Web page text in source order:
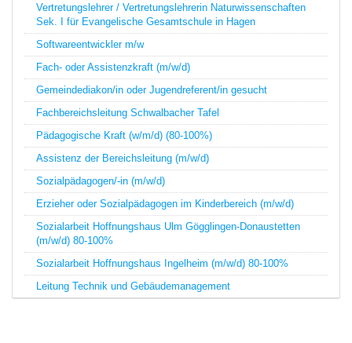
Vertretungslehrer / Vertretungslehrerin Naturwissenschaften
Sek. I für Evangelische Gesamtschule in Hagen
Softwareentwickler m/w
Fach- oder Assistenzkraft (m/w/d)
Gemeindediakon/in oder Jugendreferent/in gesucht
Fachbereichsleitung Schwalbacher Tafel
Pädagogische Kraft (w/m/d) (80-100%)
Assistenz der Bereichsleitung (m/w/d)
Sozialpädagogen/-in (m/w/d)
Erzieher oder Sozialpädagogen im Kinderbereich (m/w/d)
Sozialarbeit Hoffnungshaus Ulm Gögglingen-Donaustetten
(m/w/d) 80-100%
Sozialarbeit Hoffnungshaus Ingelheim (m/w/d) 80-100%
Leitung Technik und Gebäudemanagement